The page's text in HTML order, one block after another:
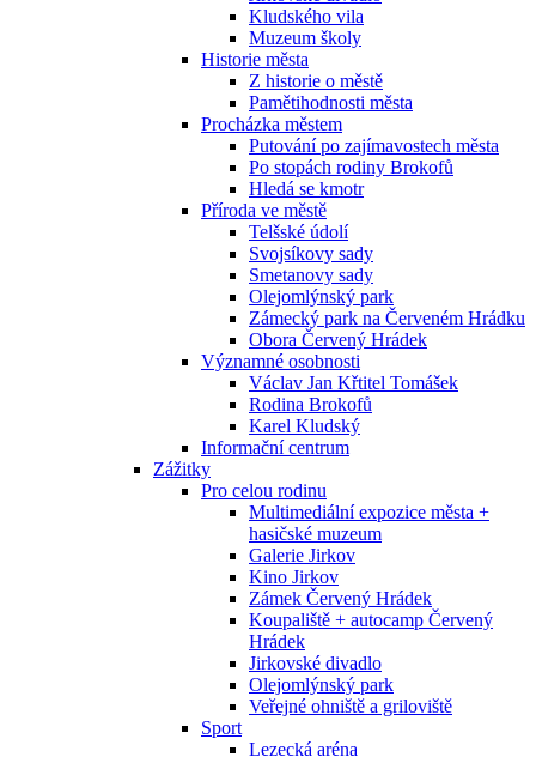
Kludského vila
Muzeum školy
Historie města
Z historie o městě
Pamětihodnosti města
Procházka městem
Putování po zajímavostech města
Po stopách rodiny Brokofů
Hledá se kmotr
Příroda ve městě
Telšské údolí
Svojsíkovy sady
Smetanovy sady
Olejomlýnský park
Zámecký park na Červeném Hrádku
Obora Červený Hrádek
Významné osobnosti
Václav Jan Křtitel Tomášek
Rodina Brokofů
Karel Kludský
Informační centrum
Zážitky
Pro celou rodinu
Multimediální expozice města +
hasičské muzeum
Galerie Jirkov
Kino Jirkov
Zámek Červený Hrádek
Koupaliště + autocamp Červený
Hrádek
Jirkovské divadlo
Olejomlýnský park
Veřejné ohniště a griloviště
Sport
Lezecká aréna